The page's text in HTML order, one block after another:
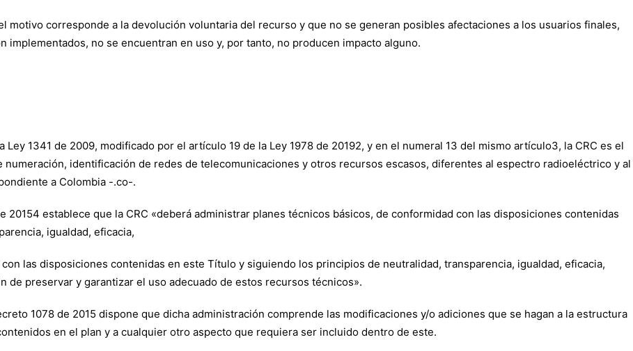
motivo corresponde a la devolución voluntaria del recurso y que no se generan posibles afectaciones a los usuarios finales,
no se encuentran en uso y, por tanto, no producen impacto alguno.
1341 de 2009, modificado por el artículo 19 de la Ley 1978 de 20192, y en el numeral 13 del mismo artículo3, la CRC es el
identificación de redes de telecomunicaciones y otros recursos escasos, diferentes al espectro radioeléctrico y al
a Colombia -.co-.
20154 establece que la CRC «deberá administrar planes técnicos básicos, de conformidad con las disposiciones contenidas
igualdad, eficacia,
las disposiciones contenidas en este Título y siguiendo los principios de neutralidad, transparencia, igualdad, eficacia,
de preservar y garantizar el uso adecuado de estos recursos técnicos».
1078 de 2015 dispone que dicha administración comprende las modificaciones y/o adiciones que se hagan a la estructura
en el plan y a cualquier otro aspecto que requiera ser incluido dentro de este.